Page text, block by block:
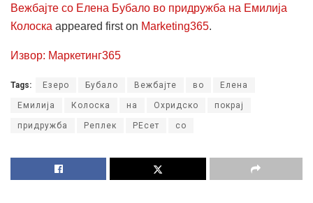
Вежбајте со Елена Бубало во придружба на Емилија
Колоска appeared first on Marketing365.
Извор: Маркетинг365
Tags: Eзеро Бубало Вежбајте во Елена
Емилија Колоска на Охридско покрај
придружба Реплек РЕсет со